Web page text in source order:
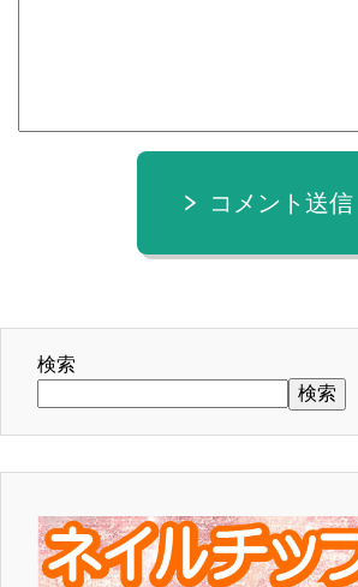
コメント送信
検索
検索